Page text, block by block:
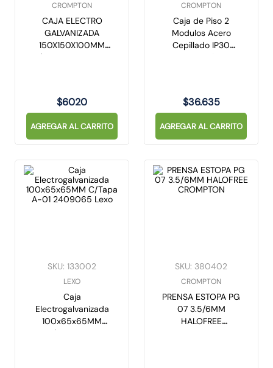
CROMPTON
CAJA ELECTRO
GALVANIZADA
150X150X100MM
C/TAPA CROMPTON
$6020
AGREGAR AL CARRITO
CROMPTON
Caja de Piso 2
Modulos Acero
Cepillado IP30
$36.635
AGREGAR AL CARRITO
SKU: 133002
LEXO
Caja
Electrogalvanizada
100x65x65MM
C/Tapa A-01
SKU: 380402
CROMPTON
PRENSA ESTOPA PG
07 3.5/6MM
HALOFREE